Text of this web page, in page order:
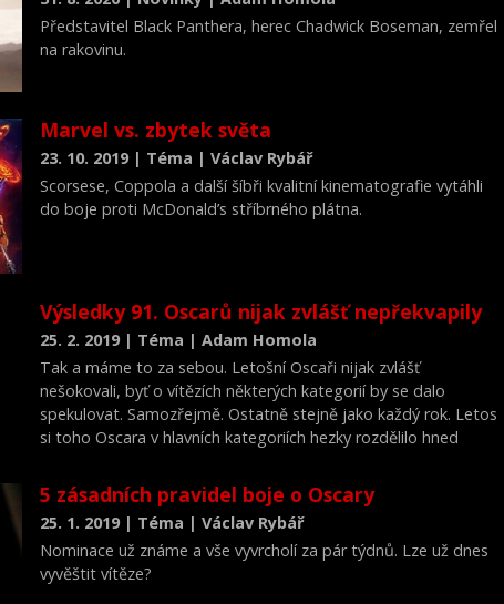
Představitel Black Panthera, herec Chadwick Boseman, zemřel
na rakovinu.
Marvel vs. zbytek světa
23. 10. 2019 | Téma | Václav Rybář
Scorsese, Coppola a další šíbři kvalitní kinematografie vytáhli
do boje proti McDonald’s stříbrného plátna.
Výsledky 91. Oscarů nijak zvlášť nepřekvapily
25. 2. 2019 | Téma | Adam Homola
Tak a máme to za sebou. Letošní Oscaři nijak zvlášť
nešokovali, byť o vítězích některých kategorií by se dalo
spekulovat. Samozřejmě. Ostatně stejně jako každý rok. Letos
si toho Oscara v hlavních kategoriích hezky rozdělilo hned
sebral sošky za nejlepší film, herce, režii a třeba ještě herce ve
vedlejší roli. Nicméně už dost povídání, tady jsou výsledky:
5 zásadních pravidel boje o Oscary
25. 1. 2019 | Téma | Václav Rybář
Nominace už známe a vše vyvrcholí za pár týdnů. Lze už dnes
vyvěštit vítěze?